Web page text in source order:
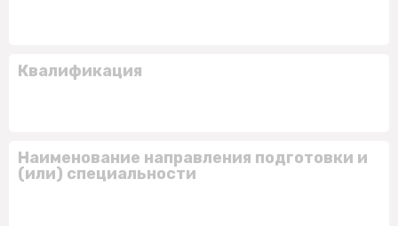
Квалификация
Наименование направления подготовки и
(или) специальности